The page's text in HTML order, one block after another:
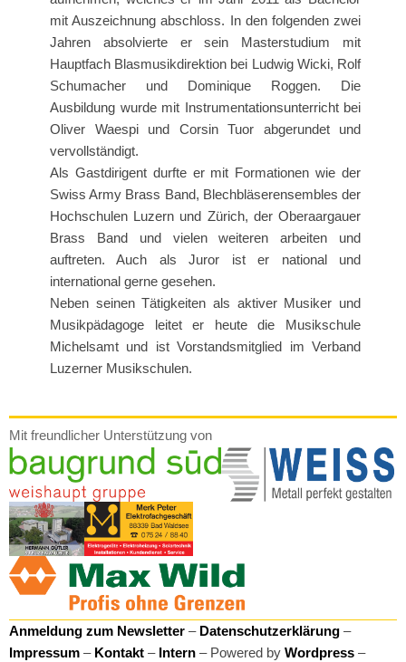
mit Auszeichnung abschloss. In den folgenden zwei
Jahren absolvierte er sein Masterstudium mit
Hauptfach Blasmusikdirektion bei Ludwig Wicki, Rolf
Schumacher und Dominique Roggen. Die
Ausbildung wurde mit Instrumentationsunterricht bei
Oliver Waespi und Corsin Tuor abgerundet und
vervollständigt.
Als Gastdirigent durfte er mit Formationen wie der
Swiss Army Brass Band, Blechbläserensembles der
Hochschulen Luzern und Zürich, der Oberaargauer
Brass Band und vielen weiteren arbeiten und
auftreten. Auch als Juror ist er national und
international gerne gesehen.
Neben seinen Tätigkeiten als aktiver Musiker und
Musikpädagoge leitet er heute die Musikschule
Michelsamt und ist Vorstandsmitglied im Verband
Luzerner Musikschulen.
Mit freundlicher Unterstützung von
Anmeldung zum Newsletter – Datenschutzerklärung –
Impressum – Kontakt – Intern – Powered by Wordpress –